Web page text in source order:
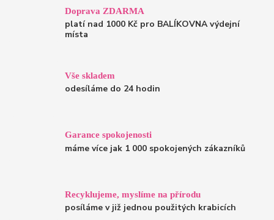
Doprava ZDARMA
platí nad 1000 Kč pro BALÍKOVNA výdejní
místa
Vše skladem
odesíláme do 24 hodin
Garance spokojenosti
máme více jak 1 000 spokojených zákazníků
Recyklujeme, myslíme na přírodu
posíláme v již jednou použitých krabicích